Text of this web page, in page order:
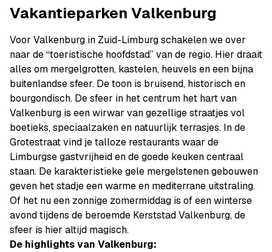
Vakantieparken Valkenburg
Voor Valkenburg in Zuid-Limburg schakelen we over
naar de “toeristische hoofdstad” van de regio. Hier draait
alles om mergelgrotten, kastelen, heuvels en een bijna
buitenlandse sfeer. De toon is bruisend, historisch en
bourgondisch. De sfeer in het centrum het hart van
Valkenburg is een wirwar van gezellige straatjes vol
boetieks, speciaalzaken en natuurlijk terrasjes. In de
Grotestraat vind je talloze restaurants waar de
Limburgse gastvrijheid en de goede keuken centraal
staan. De karakteristieke gele mergelstenen gebouwen
geven het stadje een warme en mediterrane uitstraling.
Of het nu een zonnige zomermiddag is of een winterse
avond tijdens de beroemde Kerststad Valkenburg, de
sfeer is hier altijd magisch.
De highlights van Valkenburg: